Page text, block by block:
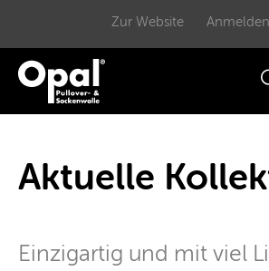
Zur Website Anmelden
Aktuelle
Einzigartig und mit viel